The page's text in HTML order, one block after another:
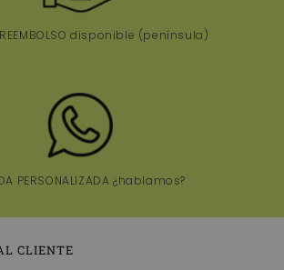
disponible (península)
PERSONALIZADA ¿hablamos?
CLIENTE